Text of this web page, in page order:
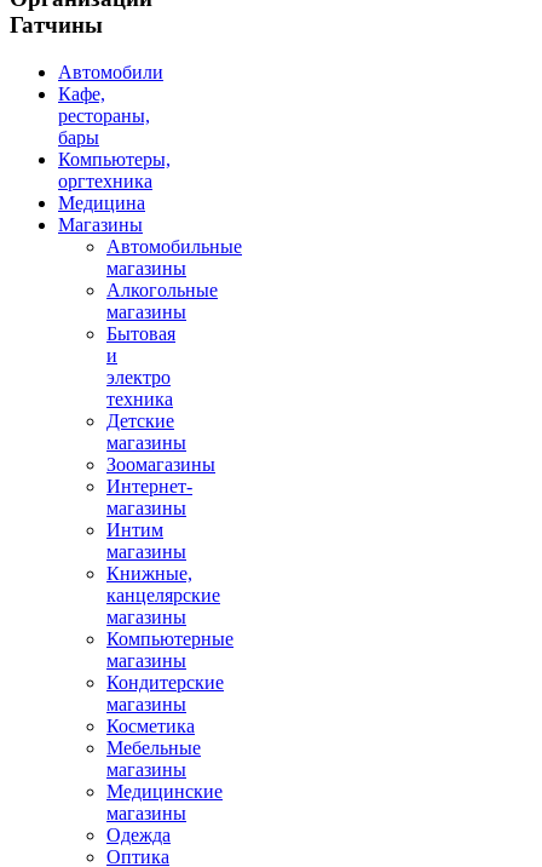
Гатчины
Автомобили
Кафе,
рестораны,
бары
Компьютеры,
оргтехника
Медицина
Магазины
Автомобильные
магазины
Алкогольные
магазины
Бытовая
и
электро
техника
Детские
магазины
Зоомагазины
Интернет-
магазины
Интим
магазины
Книжные,
канцелярские
магазины
Компьютерные
магазины
Кондитерские
магазины
Косметика
Мебельные
магазины
Медицинские
магазины
Одежда
Оптика